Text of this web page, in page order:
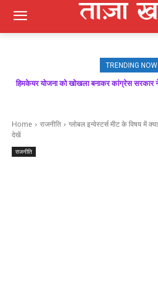
TRENDING NOW
हिमकेयर योजना को खोखला बनाकर कांग्रेस सरकार
Home राजनीति
ग्लोबल इन्वेस्टर्स मीट के विषय में
देखें
राजनीति